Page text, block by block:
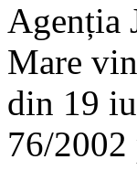
Agenția
Mare
din 19
76/